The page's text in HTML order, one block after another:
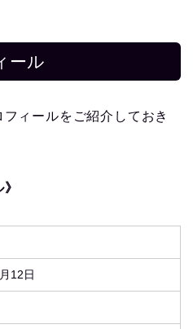
ール
ィールをご紹介しておき
12日